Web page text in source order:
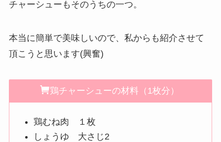
チャーシューもそのうちの一つ。
本当に簡単で美味しいので、私からも紹介させて
頂こうと思います(興奮)
鶏チャーシューの材料（1枚分）
鶏むね肉 １枚
しょうゆ 大さじ2